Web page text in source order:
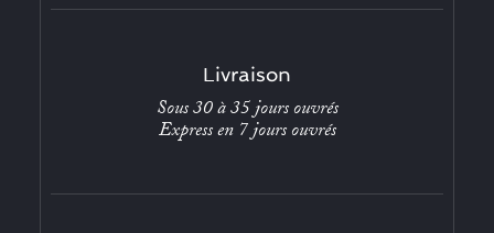
Livraison
Sous 30 à 35 jours ouvrés
Express en 7 jours ouvrés